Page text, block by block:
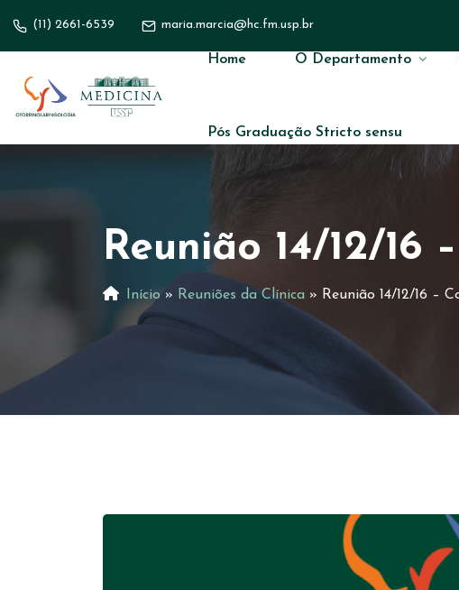
(11) 2661-6539 maria.marcia@hc.fm.usp.br
Home O Departamento
Pós Graduação Stricto sensu
Reunião 14/12/16
Início » Reuniões da Clínica » Reunião 14/12/16 –